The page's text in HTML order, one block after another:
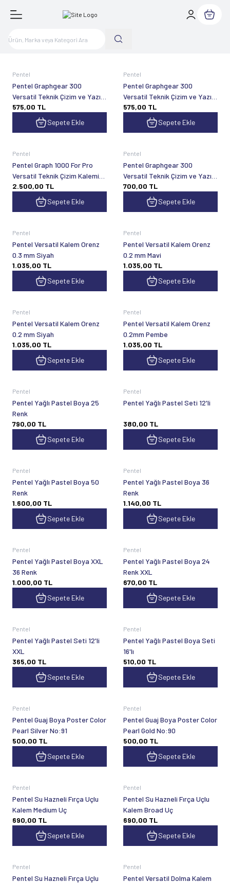
Sepetim
Pentel
Pentel Graphgear 300
Versatil Teknik Çizim ve Yazı
Kalemi 0.5 mm Mor
575,00 TL
Sepete Ekle
Pentel
Pentel Graphgear 300
Versatil Teknik Çizim ve Yazı
Kalemi 0.5 mm Kırmızı
575,00 TL
Sepete Ekle
Pentel
Pentel Graph 1000 For Pro
Versatil Teknik Çizim Kalemi
0.3 mm - PG1003E
2.500,00 TL
Sepete Ekle
Pentel
Pentel Graphgear 300
Versatil Teknik Çizim ve Yazı
Kalemi 0.3 mm
700,00 TL
Sepete Ekle
Pentel
Pentel Versatil Kalem Orenz
0.3 mm Siyah
1.035,00 TL
Sepete Ekle
Pentel
Pentel Versatil Kalem Orenz
0.2 mm Mavi
1.035,00 TL
Sepete Ekle
Pentel
Pentel Versatil Kalem Orenz
0.2 mm Siyah
1.035,00 TL
Sepete Ekle
Pentel
Pentel Versatil Kalem Orenz
0.2mm Pembe
1.035,00 TL
Sepete Ekle
Pentel
Pentel Yağlı Pastel Boya 25
Renk
790,00 TL
Sepete Ekle
Pentel
Pentel Yağlı Pastel Seti 12'li
380,00 TL
Sepete Ekle
Pentel
Pentel Yağlı Pastel Boya 50
Renk
1.600,00 TL
Sepete Ekle
Pentel
Pentel Yağlı Pastel Boya 36
Renk
1.140,00 TL
Sepete Ekle
Pentel
Pentel Yağlı Pastel Boya XXL
36 Renk
1.000,00 TL
Sepete Ekle
Pentel
Pentel Yağlı Pastel Boya 24
Renk XXL
670,00 TL
Sepete Ekle
Pentel
Pentel Yağlı Pastel Seti 12'li
XXL
365,00 TL
Sepete Ekle
Pentel
Pentel Yağlı Pastel Boya Seti
16'lı
510,00 TL
Sepete Ekle
Pentel
Pentel Guaj Boya Poster Color
Pearl Silver No:91
500,00 TL
Sepete Ekle
Pentel
Pentel Guaj Boya Poster Color
Pearl Gold No:90
500,00 TL
Sepete Ekle
Pentel
Pentel Su Hazneli Fırça Uçlu
Kalem Medium Uç
690,00 TL
Sepete Ekle
Pentel
Pentel Su Hazneli Fırça Uçlu
Kalem Broad Uç
690,00 TL
Sepete Ekle
Pentel
Pentel Su Hazneli Fırça Uçlu
Pentel
Pentel Versatil Dolma Kalem